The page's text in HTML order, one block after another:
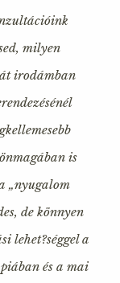
milyen
irodámban
is
„nyugalom
de könnyen
lehet?séggel a
és a mai